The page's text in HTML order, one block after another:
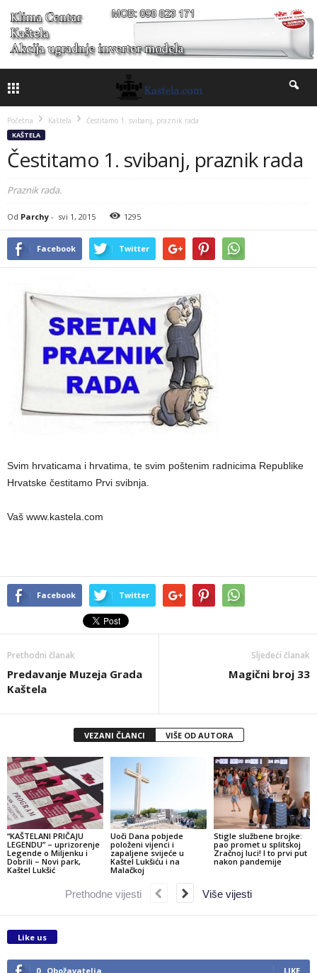
Početna Kaštela Čestitamo 1. svibanj, praznik rada
KAŠTELA
Čestitamo 1. svibanj, praznik rada
Praznik rada.
Od Parchy - svi 1, 2015 1295
Facebook Twitter
Svim hrvaticama i hrvatima, te svim poštenim radnicima Republike
Hrvatske čestitamo Prvi svibnja.
Vaš www.kastela.com
Facebook Twitter
Prethodni članak
Predavanje Muzeja Grada
Kaštela
Sljedeći članak
Magični broj 33
VEZANI ČLANCI VIŠE OD AUTORA
“KAŠTELANI PRIČAJU
LEGENDU” – uprizorenje
Legende o Miljenku i
Dobrili – Novi park,
Kaštel Lukšić
Uoči Dana pobjede
položeni vijenci i
zapaljene svijeće u
Kaštel Lukšiću i na
Malačkoj
Stigle službene brojke:
pao promet u splitskoj
Zračnoj luci! I to prvi put
nakon pandemije
Prethodne vijesti Više vijesti
Like us
0 Obožavatelja LIKE